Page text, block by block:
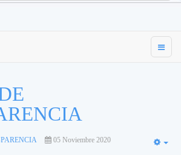
05 Noviembre 2020